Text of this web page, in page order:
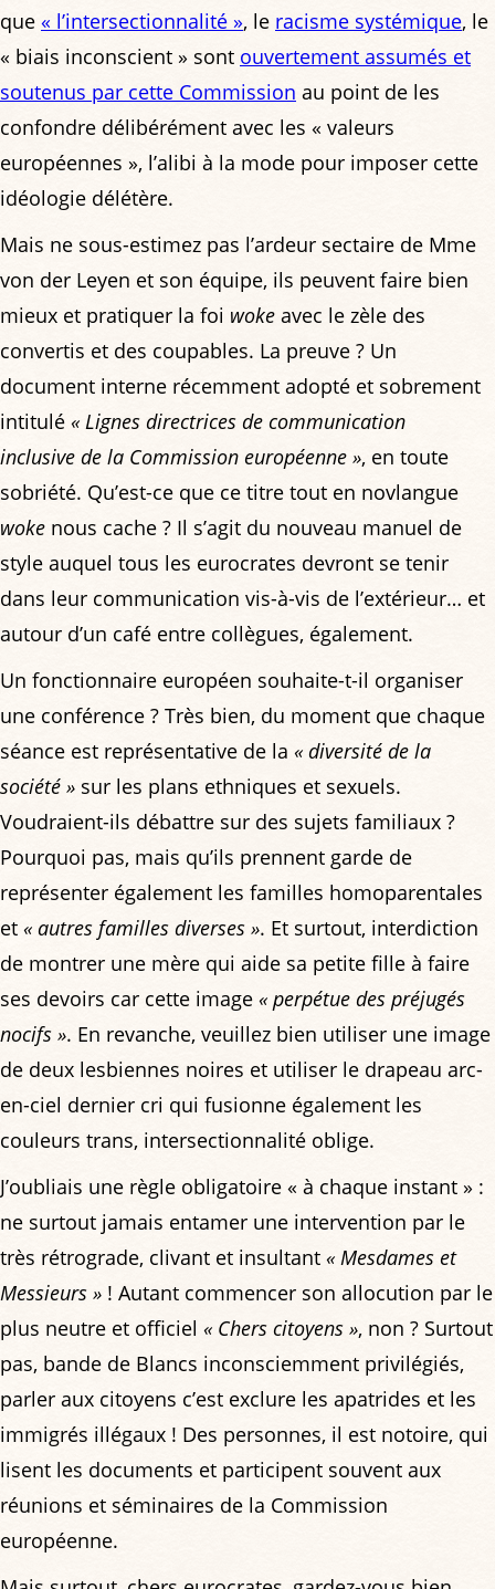
que « l’intersectionnalité », le racisme systémique, le
« biais inconscient » sont ouvertement assumés et
soutenus par cette Commission au point de les
confondre délibérément avec les « valeurs
européennes », l’alibi à la mode pour imposer cette
idéologie délétère.
Mais ne sous-estimez pas l’ardeur sectaire de Mme
von der Leyen et son équipe, ils peuvent faire bien
mieux et pratiquer la foi woke avec le zèle des
convertis et des coupables. La preuve ? Un
document interne récemment adopté et sobrement
intitulé « Lignes directrices de communication
inclusive de la Commission européenne », en toute
sobriété. Qu’est-ce que ce titre tout en novlangue
woke nous cache ? Il s’agit du nouveau manuel de
style auquel tous les eurocrates devront se tenir
dans leur communication vis-à-vis de l’extérieur… et
autour d’un café entre collègues, également.
Un fonctionnaire européen souhaite-t-il organiser
une conférence ? Très bien, du moment que chaque
séance est représentative de la « diversité de la
société » sur les plans ethniques et sexuels.
Voudraient-ils débattre sur des sujets familiaux ?
Pourquoi pas, mais qu’ils prennent garde de
représenter également les familles homoparentales
et « autres familles diverses ». Et surtout, interdiction
de montrer une mère qui aide sa petite fille à faire
ses devoirs car cette image « perpétue des préjugés
nocifs ». En revanche, veuillez bien utiliser une image
de deux lesbiennes noires et utiliser le drapeau arc-
en-ciel dernier cri qui fusionne également les
couleurs trans, intersectionnalité oblige.
J’oubliais une règle obligatoire « à chaque instant » :
ne surtout jamais entamer une intervention par le
très rétrograde, clivant et insultant « Mesdames et
Messieurs » ! Autant commencer son allocution par le
plus neutre et officiel « Chers citoyens », non ? Surtout
pas, bande de Blancs inconsciemment privilégiés,
parler aux citoyens c’est exclure les apatrides et les
immigrés illégaux ! Des personnes, il est notoire, qui
lisent les documents et participent souvent aux
réunions et séminaires de la Commission
européenne.